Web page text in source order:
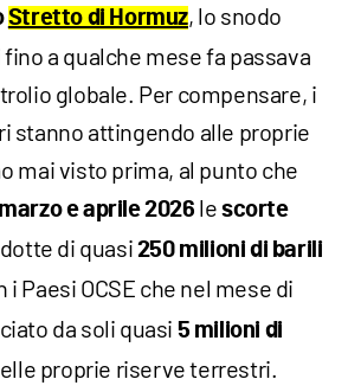
Stretto di Hormuz, lo snodo
a qualche mese fa passava
globale. Per compensare, i
stanno attingendo alle proprie
mai visto prima, al punto che
marzo e aprile 2026 lescorte
di quasi 250 milioni di barili
i Paesi OCSE che nel mese di
da soli quasi 5 milioni di
proprie riserve terrestri.